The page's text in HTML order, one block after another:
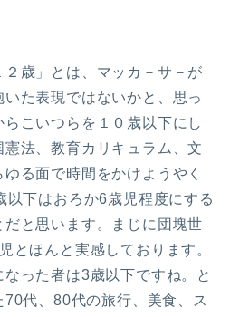
２歳」とは、マッカ－サ－が
た表現ではないかと、思っ
こいつらを１０歳以下にし
法、教育カリキュラム、文
面で時間をかけようやく
下はおろか6歳児程度にする
と思います。まじに団塊世
ほんと実感しております。
った者は3歳以下ですね。と
70代、80代の旅行、美食、ス